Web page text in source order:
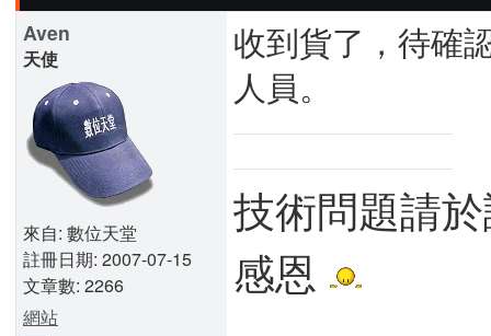
Aven
天使
來自: 數位天堂
註冊日期: 2007-07-15
文章數: 2266
網站
收到貨了，待確
人員。
技術問題請
感恩